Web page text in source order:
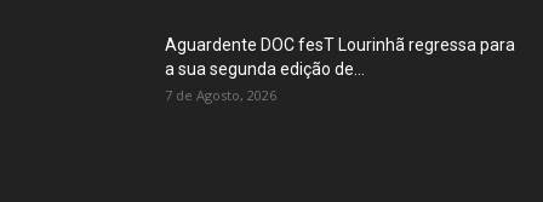
Aguardente DOC fesT Lourinhã regressa para
a sua segunda edição de...
7 de Agosto, 2026